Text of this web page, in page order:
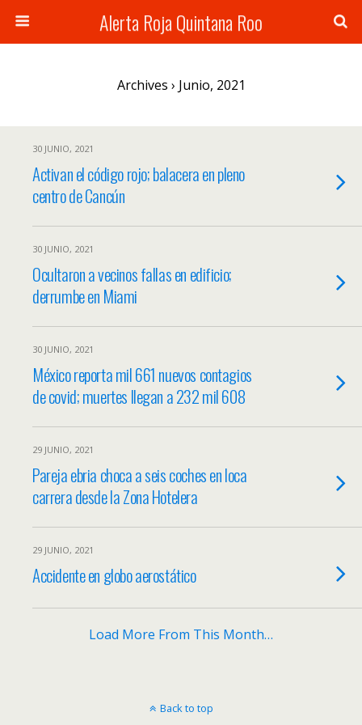
Alerta Roja Quintana Roo
Archives › Junio, 2021
30 JUNIO, 2021
Activan el código rojo; balacera en pleno
centro de Cancún
30 JUNIO, 2021
Ocultaron a vecinos fallas en edificio;
derrumbe en Miami
30 JUNIO, 2021
México reporta mil 661 nuevos contagios
de covid; muertes llegan a 232 mil 608
29 JUNIO, 2021
Pareja ebria choca a seis coches en loca
carrera desde la Zona Hotelera
29 JUNIO, 2021
Accidente en globo aerostático
Load More From This Month…
Back to top